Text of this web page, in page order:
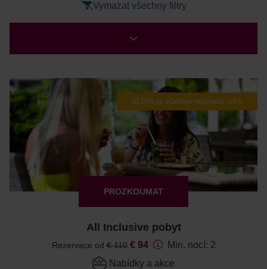
Vymazat všechny filtry
SLEVA za včasnou rezervaci -15%
PROZKOUMAT
All Inclusive pobyt
Rezervace od€ 110 € 94
Min. nocí: 2
Nabídky a akce